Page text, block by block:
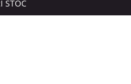
STOC